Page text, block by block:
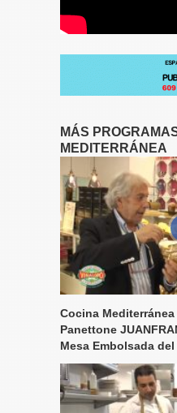
MÁS
MEDITERRÁNEA
Cocina Mediterránea
Panettone
Mesa Embolsada